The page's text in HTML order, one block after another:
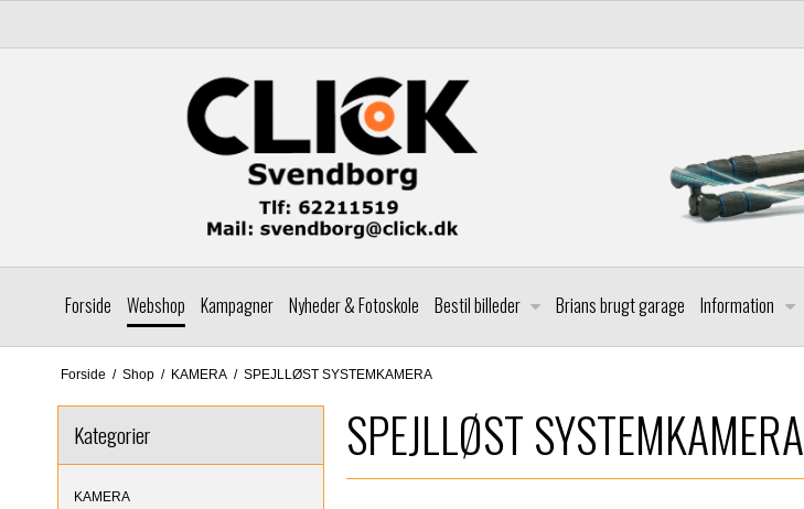
Forside Webshop Kampagner Nyheder & Fotoskole Bestil billeder Brians brugt garage Information
Forside / Shop / KAMERA / SPEJLLØST SYSTEMKAMERA
Kategorier
KAMERA
SPEJLLØST SYSTEMKAMERA